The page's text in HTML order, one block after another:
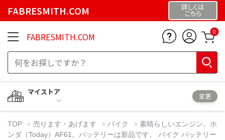
FABRESMITH.COM 詳しくは
こちら
FABRESMITH.COM 0
マイストア
変更
TOP 売ります・あげます バイク
素晴らしいエンジン。ホ
ンダ（Today）AF61。バッテリーは新品です。 バイク バッテリー